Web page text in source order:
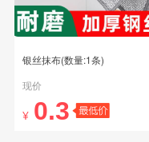
银丝抹布(数量:1条)
现价
¥ 0.3